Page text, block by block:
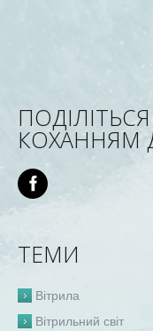
КОХАННЯМ
ТЕМИ
Вітрила
Вітрильний світ